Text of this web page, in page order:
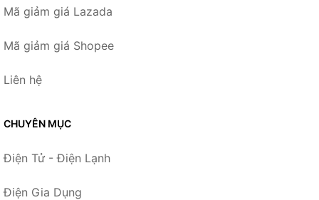
Mã giảm giá Lazada
Mã giảm giá Shopee
Liên hệ
CHUYÊN MỤC
Điện Tử - Điện Lạnh
Điện Gia Dụng